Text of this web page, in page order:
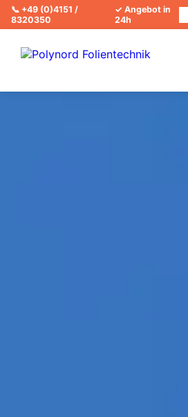
📞 +49 (0)4151 /
8320350
✓ Angebot in
24h